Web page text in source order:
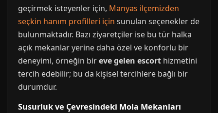
geçirmek isteyenler için, Manyas ilçemizden
seçkin hanım profilleri için sunulan seçenekler de
bulunmaktadır. Bazı ziyaretçiler ise bu tür halka
açık mekanlar yerine daha özel ve konforlu bir
deneyimi, örneğin bireve gelen escort hizmetini
tercih edebilir; bu da kişisel tercihlere bağlı bir
durumdur.
Susurluk ve Çevresindeki Mola Mekanları